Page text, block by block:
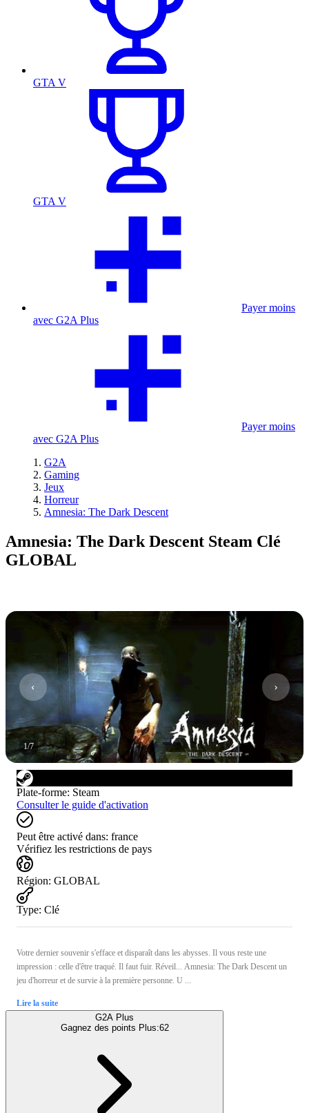
GTA V
GTA V
Payer moins
avec G2A Plus
Payer moins
avec G2A Plus
G2A
Gaming
Jeux
Horreur
Amnesia: The Dark Descent
Amnesia: The Dark Descent Steam Clé
GLOBAL
1/7
Plate-forme: Steam
Consulter le guide d'activation
Peut être activé dans: france
Vérifiez les restrictions de pays
Région: GLOBAL
Type: Clé
Votre dernier souvenir s'efface et disparaît dans les abysses. Il vous reste une
impression : celle d'être traqué. Il faut fuir. Réveil... Amnesia: The Dark Descent un
jeu d'horreur et de survie à la première personne. U ...
Lire la suite
G2A Plus
Gagnez des points Plus:62